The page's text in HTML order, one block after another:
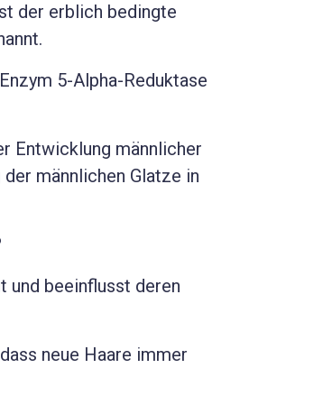
der erblich bedingte
5-Alpha-Reduktase
Entwicklung männlicher
männlichen Glatze in
und beeinflusst deren
neue Haare immer